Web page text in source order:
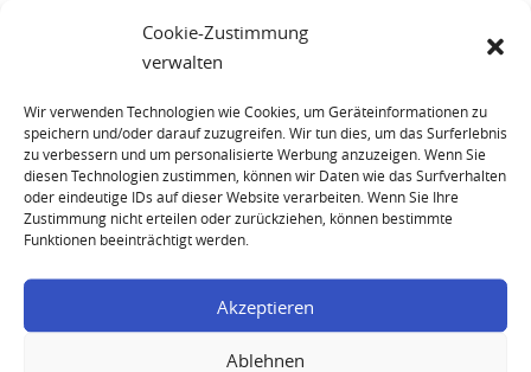
Cookie-Zustimmung
verwalten
Wir verwenden Technologien wie Cookies, um Geräteinformationen zu
speichern und/oder darauf zuzugreifen. Wir tun dies, um das Surferlebnis
zu verbessern und um personalisierte Werbung anzuzeigen. Wenn Sie
diesen Technologien zustimmen, können wir Daten wie das Surfverhalten
oder eindeutige IDs auf dieser Website verarbeiten. Wenn Sie Ihre
Zustimmung nicht erteilen oder zurückziehen, können bestimmte
Funktionen beeinträchtigt werden.
Akzeptieren
Ablehnen
(21)
Dom Perignon 2000 Andy Warhol Collection